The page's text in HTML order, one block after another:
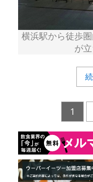
横浜駅から徒歩
が
1